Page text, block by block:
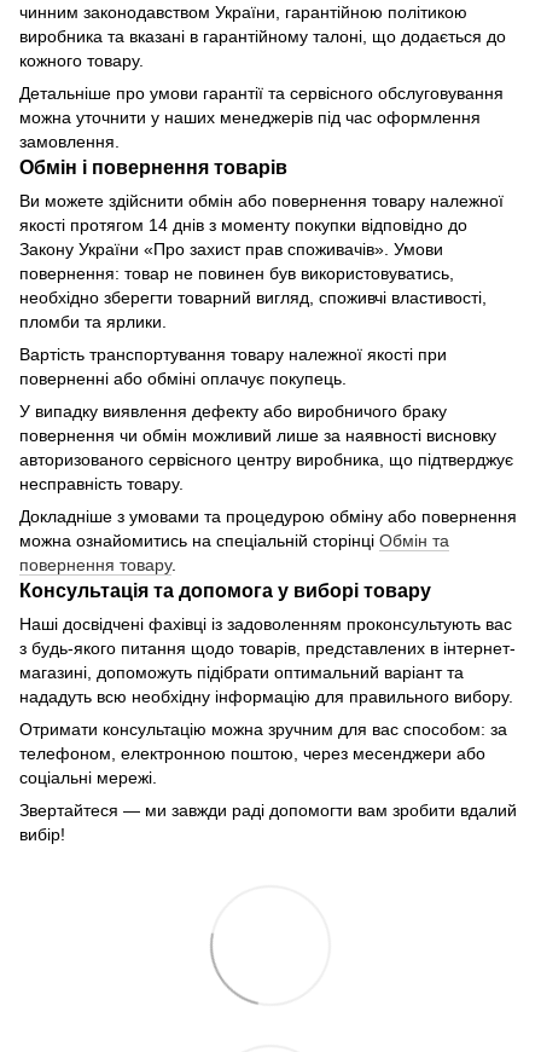
чинним законодавством України, гарантійною політикою
виробника та вказані в гарантійному талоні, що додається до
кожного товару.
Детальніше про умови гарантії та сервісного обслуговування
можна уточнити у наших менеджерів під час оформлення
замовлення.
Обмін і повернення товарів
Ви можете здійснити обмін або повернення товару належної
якості протягом 14 днів з моменту покупки відповідно до
Закону України «Про захист прав споживачів». Умови
повернення: товар не повинен був використовуватись,
необхідно зберегти товарний вигляд, споживчі властивості,
пломби та ярлики.
Вартість транспортування товару належної якості при
поверненні або обміні оплачує покупець.
У випадку виявлення дефекту або виробничого браку
повернення чи обмін можливий лише за наявності висновку
авторизованого сервісного центру виробника, що підтверджує
несправність товару.
Докладніше з умовами та процедурою обміну або повернення
можна ознайомитись на спеціальній сторінці Обмін та
повернення товару.
Консультація та допомога у виборі товару
Наші досвідчені фахівці із задоволенням проконсультують вас
з будь-якого питання щодо товарів, представлених в інтернет-
магазині, допоможуть підібрати оптимальний варіант та
нададуть всю необхідну інформацію для правильного вибору.
Отримати консультацію можна зручним для вас способом: за
телефоном, електронною поштою, через месенджери або
соціальні мережі.
Звертайтеся — ми завжди раді допомогти вам зробити вдалий
вибір!